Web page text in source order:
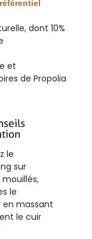
référentiel
dont 10%
et
de Propolia
le
sur
le
en massant
le cuir